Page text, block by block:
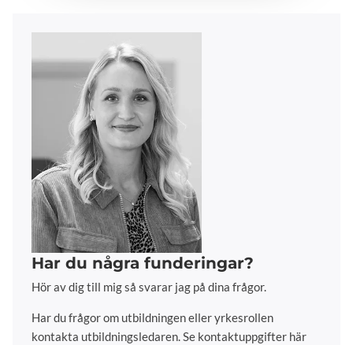
Har du några funderingar?
Hör av dig till mig så svarar jag på dina frågor.
Har du frågor om utbildningen eller yrkesrollen
kontakta utbildningsledaren. Se kontaktuppgifter här